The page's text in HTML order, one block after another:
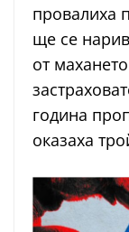
провалиха
ще се
от
година
оказаха